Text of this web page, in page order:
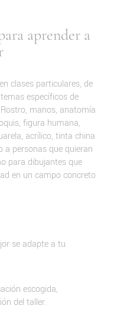
aprender a
clases particulares, de
específicos de
manos, anatomía
figura humana,
acrílico, tinta china
personas que quieran
para dibujantes que
en un campo concreto
se adapte a tu
escogida,
del taller.